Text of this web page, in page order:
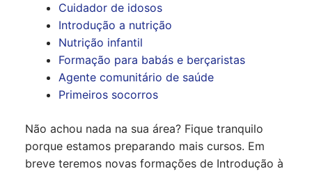
Cuidador de idosos
Introdução a nutrição
Nutrição infantil
Formação para babás e berçaristas
Agente comunitário de saúde
Primeiros socorros
Não achou nada na sua área? Fique tranquilo
porque estamos preparando mais cursos. Em
breve teremos novas formações de Introdução à